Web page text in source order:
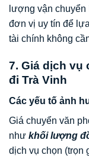
lượng vận
đơn vị uy tín để
tài chính không
7. Giá dịch vụ
đi Trà Vinh
Các yếu tố ảnh
Giá chuyển văn
như khối lượng
dịch vụ chọn (trọn